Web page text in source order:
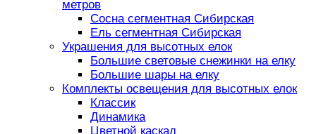
метров
Сосна сегментная Сибирская
Ель сегментная Сибирская
Украшения для высотных елок
Большие световые снежинки на елку
Большие шары на елку
Комплекты освещения для высотных елок
Классик
Динамика
Цветной каскад